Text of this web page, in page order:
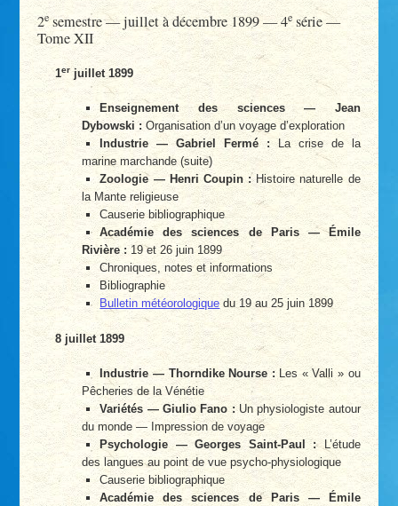
2esemestre — juillet à décembre 1899 — 4e série —
Tome XII
1erjuillet 1899
Enseignement des sciences — Jean
Dybowski : Organisation d’un voyage d’exploration
Industrie — Gabriel Fermé : La crise de la
marine marchande (suite)
Zoologie — Henri Coupin :Histoire naturelle de
la Mante religieuse
Causerie bibliographique
Académie des sciences de Paris — Émile
Rivière : 19 et 26 juin 1899
Chroniques, notes et informations
Bibliographie
Bulletin météorologique du 19 au 25 juin 1899
8 juillet 1899
Industrie — Thorndike Nourse :Les « Valli » ou
Pêcheries de la Vénétie
Variétés — Giulio Fano :Un physiologiste autour
du monde — Impression de voyage
Psychologie — Georges Saint-Paul :L’étude
des langues au point de vue psycho-physiologique
Causerie bibliographique
Académie des sciences de Paris — Émile